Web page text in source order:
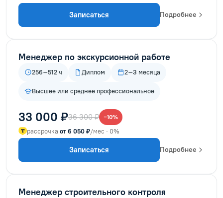
Записаться Подробнее
Менеджер по экскурсионной работе
256–512 ч Диплом 2–3 месяца
Высшее или среднее профессиональное
33 000 ₽36 300 ₽ −10%
рассрочка от 6 050 ₽/мес · 0%
Записаться Подробнее
Менеджер строительного контроля